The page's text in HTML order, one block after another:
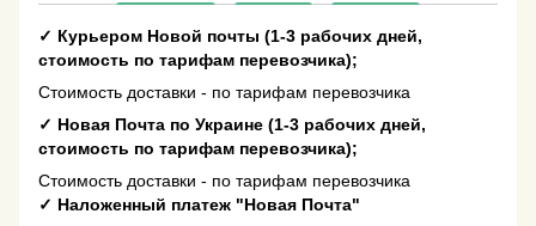
✓ Курьером Новой почты (1-3 рабочих дней,
стоимость по тарифам перевозчика);
Стоимость доставки - по тарифам перевозчика
✓ Новая Почта по Украине (1-3 рабочих дней,
стоимость по тарифам перевозчика);
Стоимость доставки - по тарифам перевозчика
✓ Наложенный платеж "Новая Почта"